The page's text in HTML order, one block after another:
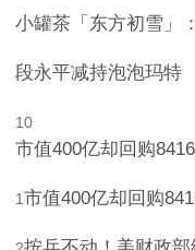
小罐茶「东方初雪」
段永平减持泡泡玛特
10
市值400亿却回购
1市值400亿却回购